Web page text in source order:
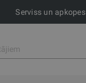
Serviss un apkopes